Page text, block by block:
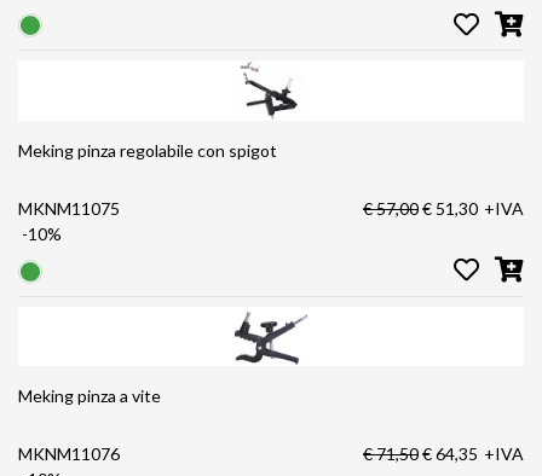
Meking pinza regolabile con spigot
MKNM11075
-10%
€ 57,00€ 51,30 +IVA
Meking pinza a vite
MKNM11076
€ 71,50€ 64,35 +IVA